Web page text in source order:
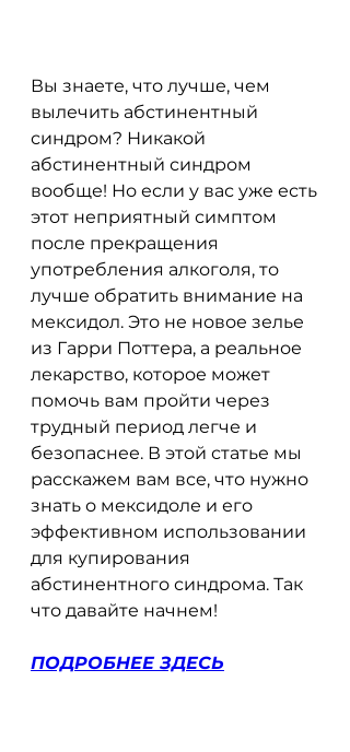
Вы знаете, что лучше, чем
вылечить абстинентный
синдром? Никакой
абстинентный синдром
вообще! Но если у вас уже есть
этот неприятный симптом
после прекращения
употребления алкоголя, то
лучше обратить внимание на
мексидол. Это не новое зелье
из Гарри Поттера, а реальное
лекарство, которое может
помочь вам пройти через
трудный период легче и
безопаснее. В этой статье мы
расскажем вам все, что нужно
знать о мексидоле и его
эффективном использовании
для купирования
абстинентного синдрома. Так
что давайте начнем!
ПОДРОБНЕЕ ЗДЕСЬ